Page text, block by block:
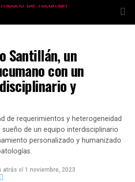
Santillán, un
con un
y
de requerimientos y heterogeneidad
de un equipo interdisciplinario
personalizado y humanizado
atrás el 1 noviembre, 2023